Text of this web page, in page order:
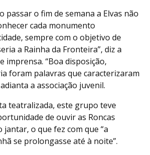
passar o fim de semana a Elvas não
cada monumento
sempre com o objetivo de
a Rainha da Fronteira”, diz a
imprensa. “Boa disposição,
foram palavras que caracterizaram
a associação juvenil.
teatralizada, este grupo teve
de ouvir as Roncas
jantar, o que fez com que “a
se prolongasse até à noite”.